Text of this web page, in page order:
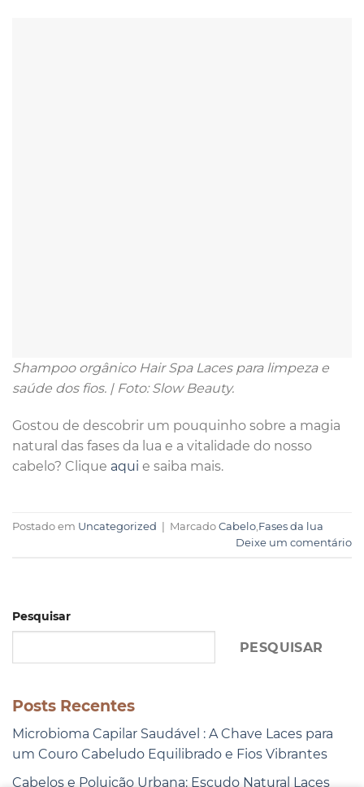
Pesquisar
PESQUISAR
Posts Recentes
Microbioma Capilar Saudável : A Chave Laces para
um Couro Cabeludo Equilibrado e Fios Vibrantes
Cabelos e Poluição Urbana: Escudo Natural Laces
Shampoo orgânico Hair Spa Laces para limpeza e
saúde dos fios. | Foto: Slow Beauty.
Gostou de descobrir um pouquinho sobre a magia
natural das fases da lua e a vitalidade do nosso
cabelo? Clique aqui e saiba mais.
Postado em Uncategorized Marcado Cabelo Fases da lua
Deixe um comentário